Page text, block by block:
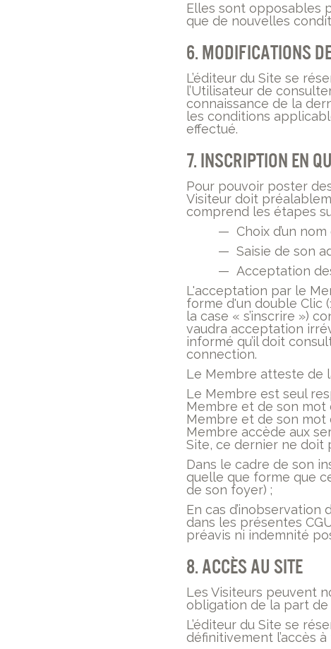
Elles sont opposables
que de nouvelles
6. Modifications
L’éditeur du Site se
l’Utilisateur de
connaissance de la
les conditions
effectué.
7. Inscription en
Pour pouvoir poster
Visiteur doit
comprend les étapes
— Choix d’un
— Saisie de son
— Acceptation
L'acceptation par le
forme d'un double Clic
la case « s’inscrire »)
vaudra acceptation
informé qu’il doit
connection.
Le Membre atteste de
Le Membre est seul
Membre et de son mot
Membre et de son
Membre accède aux
Site, ce dernier ne doit
Dans le cadre de son
quelle que forme que
de son foyer) ;
En cas
dans les présentes
préavis ni indemnité
8. Accès au site
Les Visiteurs peuvent
obligation de la part de
L’éditeur du Site se
définitivement l’accès